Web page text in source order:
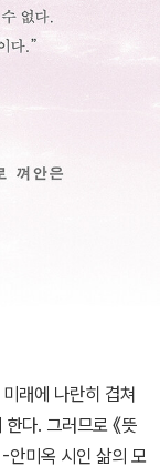
시인 삶의 모